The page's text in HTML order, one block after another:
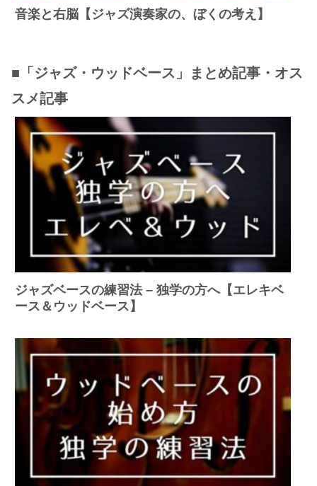
音楽と右脳【ジャズ演奏家の、ぼくの考え】
■「ジャズ・ウッドベース」まとめ記事・オス
スメ記事
ジャズベースの練習法 – 独学の方へ【エレキベ
ース＆ウッドベース】